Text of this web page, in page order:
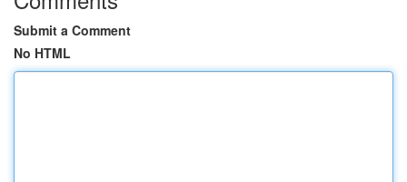
Submit a Comment
No HTML